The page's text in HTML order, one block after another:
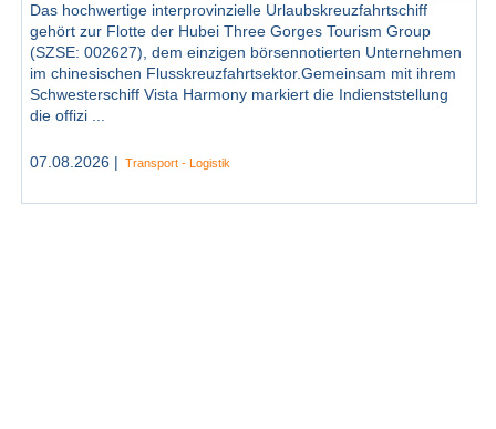
Das hochwertige interprovinzielle Urlaubskreuzfahrtschiff
gehört zur Flotte der Hubei Three Gorges Tourism Group
(SZSE: 002627), dem einzigen börsennotierten Unternehmen
im chinesischen Flusskreuzfahrtsektor.Gemeinsam mit ihrem
Schwesterschiff Vista Harmony markiert die Indienststellung
die offizi ...
07.08.2026 | Transport - Logistik